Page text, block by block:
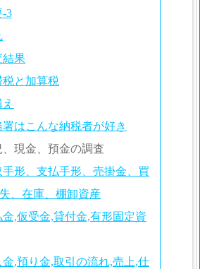
-3
結果
と加算税
はこんな納税者が好き
現金、預金の調査
形、支払手形、売掛金、買
、在庫、棚卸資産
,仮受金,貸付金,有形固定資
,預り金,取引の流れ,売上,仕